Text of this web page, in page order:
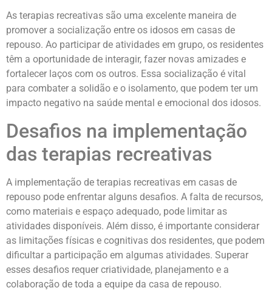
As terapias recreativas são uma excelente maneira de
promover a socialização entre os idosos em casas de
repouso. Ao participar de atividades em grupo, os residentes
têm a oportunidade de interagir, fazer novas amizades e
fortalecer laços com os outros. Essa socialização é vital
para combater a solidão e o isolamento, que podem ter um
impacto negativo na saúde mental e emocional dos idosos.
Desafios na implementação
das terapias recreativas
A implementação de terapias recreativas em casas de
repouso pode enfrentar alguns desafios. A falta de recursos,
como materiais e espaço adequado, pode limitar as
atividades disponíveis. Além disso, é importante considerar
as limitações físicas e cognitivas dos residentes, que podem
dificultar a participação em algumas atividades. Superar
esses desafios requer criatividade, planejamento e a
colaboração de toda a equipe da casa de repouso.